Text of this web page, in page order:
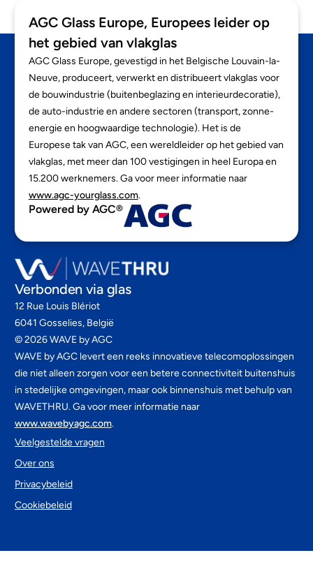
AGC Glass Europe, Europees leider op
het gebied van vlakglas
AGC Glass Europe, gevestigd in het Belgische Louvain-la-
Neuve, produceert, verwerkt en distribueert vlakglas voor
de bouwindustrie (buitenbeglazing en interieurdecoratie),
de auto-industrie en andere sectoren (transport, zonne-
energie en hoogwaardige technologie). Het is de
Europese tak van AGC, een wereldleider op het gebied van
vlakglas, met meer dan 100 vestigingen in heel Europa en
15.200 werknemers. Ga voor meer informatie naar
www.agc-yourglass.com.
Powered by AGC®
WAVE by AGC levert een reeks innovatieve telecomoplossingen
die niet alleen zorgen voor een betere connectiviteit buitenshuis
in stedelijke omgevingen, maar ook binnenshuis met behulp van
WAVETHRU. Ga voor meer informatie naar
www.wavebyagc.com.
Veelgestelde vragen
Over ons
Privacybeleid
Cookiebeleid
Verbonden via glas
12 Rue Louis Blériot
6041 Gosselies, België
©2026WAVE by AGC